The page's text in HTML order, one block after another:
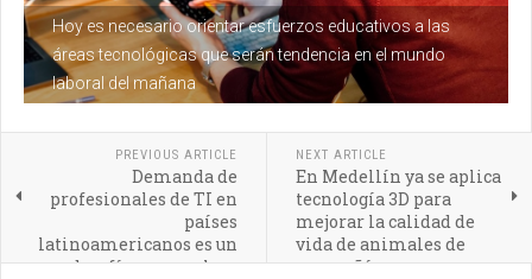
Hoy es necesario orientar esfuerzos educativos a las
áreas tecnológicas que serán tendencia en el mundo
laboral del mañana
PREVIOUS ARTICLE
Demanda de
profesionales de TI en
países
latinoamericanos es un
desafío por resolver
NEXT ARTICLE
En Medellín ya se aplica
tecnología 3D para
mejorar la calidad de
vida de animales de
compañía